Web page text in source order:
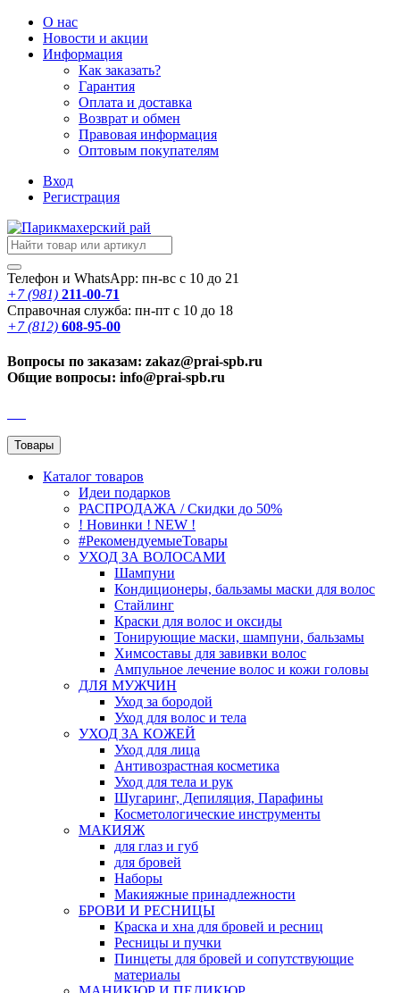
О нас
Новости и акции
Информация
Как заказать?
Гарантия
Оплата и доставка
Возврат и обмен
Правовая информация
Оптовым покупателям
Вход
Регистрация
Телефон и WhatsApp: пн-вс с 10 до 21
+7 (981) 211-00-71
Справочная служба: пн-пт с 10 до 18
+7 (812) 608-95-00
Вопросы по заказам: zakaz@prai-spb.ru
Общие вопросы: info@prai-spb.ru
Товары
Каталог товаров
Идеи подарков
РАСПРОДАЖА / Скидки до 50%
! Новинки ! NEW !
#РекомендуемыеТовары
УХОД ЗА ВОЛОСАМИ
Шампуни
Кондиционеры, бальзамы маски для волос
Стайлинг
Краски для волос и оксиды
Тонирующие маски, шампуни, бальзамы
Химсоставы для завивки волос
Ампульное лечение волос и кожи головы
ДЛЯ МУЖЧИН
Уход за бородой
Уход для волос и тела
УХОД ЗА КОЖЕЙ
Уход для лица
Антивозрастная косметика
Уход для тела и рук
Шугаринг, Депиляция, Парафины
Косметологические инструменты
МАКИЯЖ
для глаз и губ
для бровей
Наборы
Макияжные принадлежности
БРОВИ И РЕСНИЦЫ
Краска и хна для бровей и ресниц
Ресницы и пучки
Пинцеты для бровей и сопутствующие
материалы